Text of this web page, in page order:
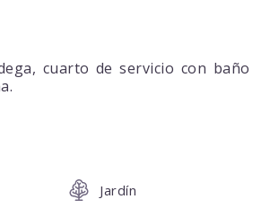
cuarto de servicio con baño
Jardín